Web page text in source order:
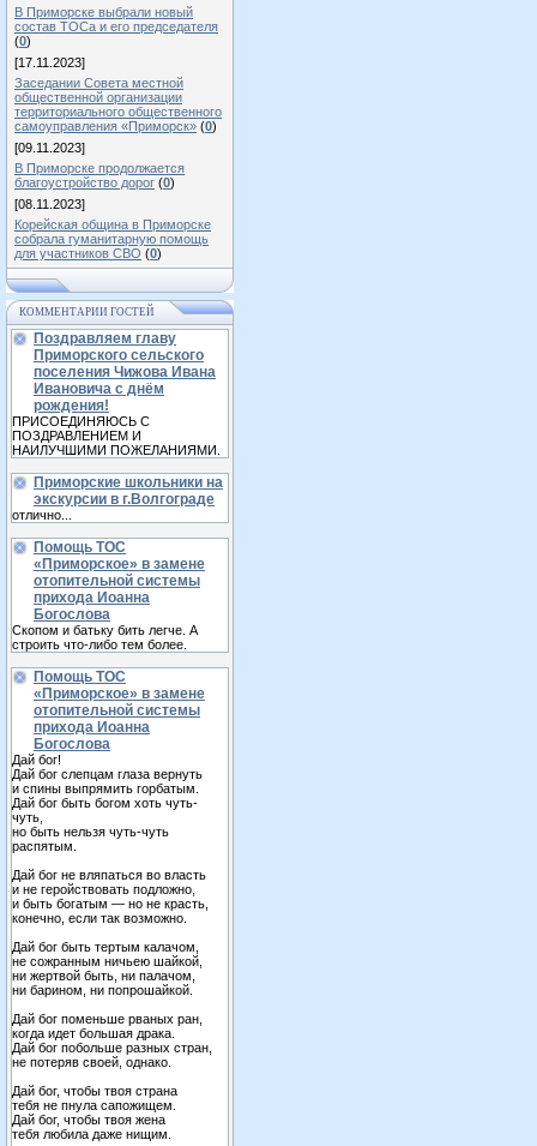
В Приморске выбрали новый
состав ТОСа и его председателя
(0)
[17.11.2023]
Заседании Совета местной
общественной организации
территориального общественного
самоуправления «Приморск» (0)
[09.11.2023]
В Приморске продолжается
благоустройство дорог (0)
[08.11.2023]
Корейская община в Приморске
собрала гуманитарную помощь
для участников СВО (0)
КОММЕНТАРИИ ГОСТЕЙ
Поздравляем главу
Приморского сельского
поселения Чижова Ивана
Ивановича с днём
рождения!
ПРИСОЕДИНЯЮСЬ С
ПОЗДРАВЛЕНИЕМ И
НАИЛУЧШИМИ ПОЖЕЛАНИЯМИ.
Приморские школьники на
экскурсии в г.Волгограде
отлично...
Помощь ТОС
«Приморское» в замене
отопительной системы
прихода Иоанна
Богослова
Скопом и батьку бить легче. А
строить что-либо тем более.
Помощь ТОС
«Приморское» в замене
отопительной системы
прихода Иоанна
Богослова
Дай бог!
Дай бог слепцам глаза вернуть
и спины выпрямить горбатым.
Дай бог быть богом хоть чуть-
чуть,
но быть нельзя чуть-чуть
распятым.
Дай бог не вляпаться во власть
и не геройствовать подложно,
и быть богатым — но не красть,
конечно, если так возможно.
Дай бог быть тертым калачом,
не сожранным ничьею шайкой,
ни жертвой быть, ни палачом,
ни барином, ни попрошайкой.
Дай бог поменьше рваных ран,
когда идет большая драка.
Дай бог побольше разных стран,
не потеряв своей, однако.
Дай бог, чтобы твоя страна
тебя не пнула сапожищем.
Дай бог, чтобы твоя жена
тебя любила даже нищим.